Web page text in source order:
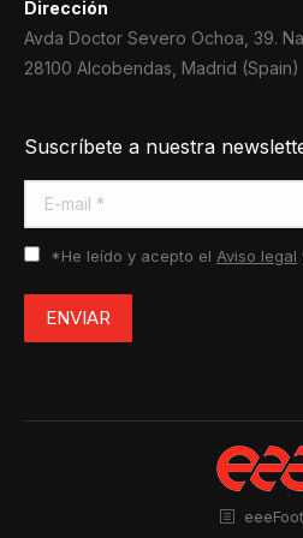
Dirección
Avda Doctor Severo Ochoa, 39.
28100 Alcobendas, Madrid (Spain)
Suscríbete a nuestra
E-mail *
*He leído y acepto el Aviso legal
ENVIAR